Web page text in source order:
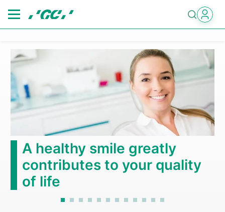
main
A healthy smile greatly
contributes to your quality
of life